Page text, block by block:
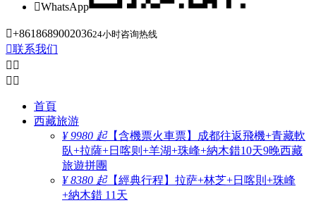
WhatsApp
+861868900203624小时咨询热线
联系我们
 
 
首頁
西藏旅游
¥ 9980 起【含機票火車票】成都往返飛機+青藏軟
臥+拉薩+日喀则+羊湖+珠峰+納木錯10天9晚西藏
旅遊拼團
¥ 8380 起【經典行程】拉萨+林芝+日喀則+珠峰
+納木錯 11天